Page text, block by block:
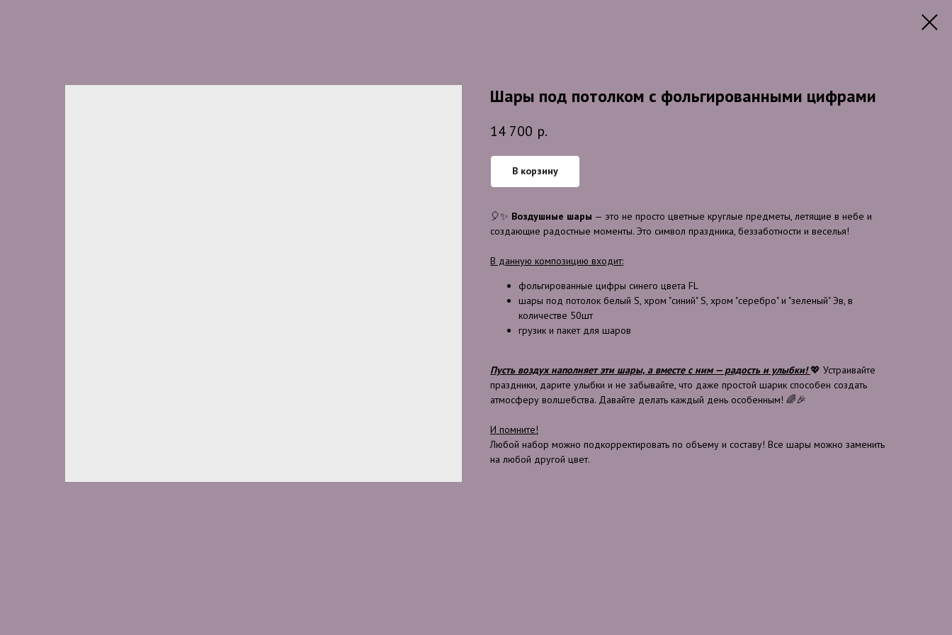
Шары под потолком с фольгированными цифрами
14 700 р.
В корзину
🎈✨ Воздушные шары — это не просто цветные круглые предметы, летящие в небе и
создающие радостные моменты. Это символ праздника, беззаботности и веселья!
В данную композицию входит:
фольгированные цифры синего цвета FL
шары под потолок белый S, хром "синий" S, хром "серебро" и "зеленый" Эв, в
количестве 50шт
грузик и пакет для шаров
Пусть воздух наполняет эти шары, а вместе с ним — радость и улыбки!💖 Устраивайте
праздники, дарите улыбки и не забывайте, что даже простой шарик способен создать
атмосферу волшебства. Давайте делать каждый день особенным! 🌈🎉
И помните!
Любой набор можно подкорректировать по объему и составу! Все шары можно заменить
на любой другой цвет.